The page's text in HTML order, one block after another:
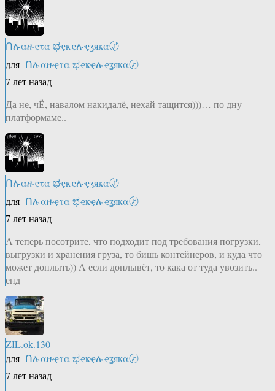
Ոሉαዙҿτα ಭҿҝҿሉҿʓяҝα〄
для Ոሉαዙҿτα ಭҿҝҿሉҿʓяҝα〄
7 лет назад
Да не, чЁ, навалом накидалё, нехай тащится)))… по дну
платформаме..
Ոሉαዙҿτα ಭҿҝҿሉҿʓяҝα〄
для Ոሉαዙҿτα ಭҿҝҿሉҿʓяҝα〄
7 лет назад
А теперь посотрите, что подходит под требования погрузки,
выгрузки и хранения груза, то бишь контейнеров, и куда что
может доплыть)) А если доплывёт, то кака от туда увозить..
енд
ZIL.ok.130
для Ոሉαዙҿτα ಭҿҝҿሉҿʓяҝα〄
7 лет назад